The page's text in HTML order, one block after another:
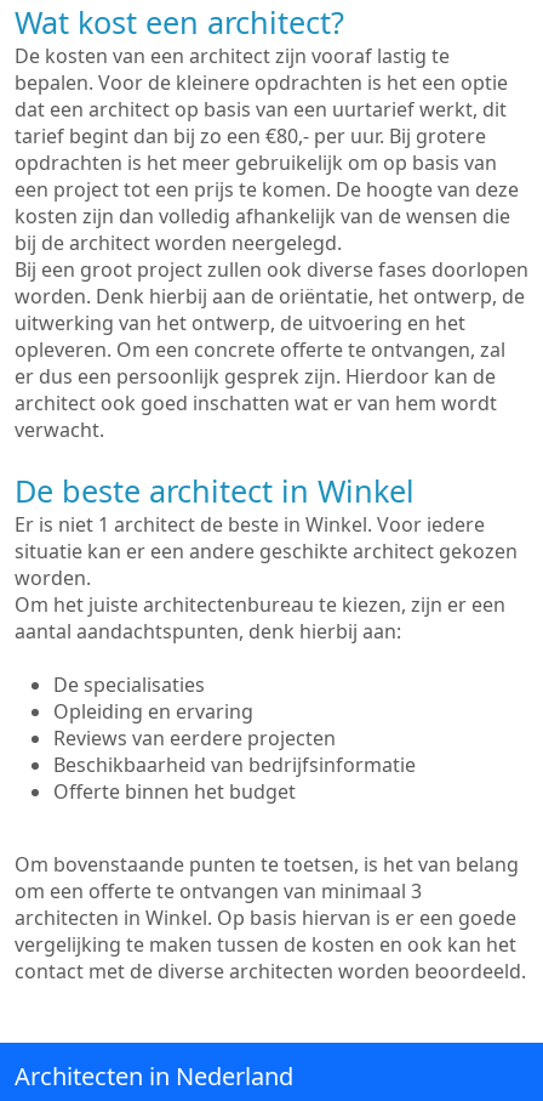
Wat kost een architect?
De kosten van een architect zijn vooraf lastig te
bepalen. Voor de kleinere opdrachten is het een optie
dat een architect op basis van een uurtarief werkt, dit
tarief begint dan bij zo een €80,- per uur. Bij grotere
opdrachten is het meer gebruikelijk om op basis van
een project tot een prijs te komen. De hoogte van deze
kosten zijn dan volledig afhankelijk van de wensen die
bij de architect worden neergelegd.
Bij een groot project zullen ook diverse fases doorlopen
worden. Denk hierbij aan de oriëntatie, het ontwerp, de
uitwerking van het ontwerp, de uitvoering en het
opleveren. Om een concrete offerte te ontvangen, zal
er dus een persoonlijk gesprek zijn. Hierdoor kan de
architect ook goed inschatten wat er van hem wordt
verwacht.
De beste architect in Winkel
Er is niet 1 architect de beste in Winkel. Voor iedere
situatie kan er een andere geschikte architect gekozen
worden.
Om het juiste architectenbureau te kiezen, zijn er een
aantal aandachtspunten, denk hierbij aan:
De specialisaties
Opleiding en ervaring
Reviews van eerdere projecten
Beschikbaarheid van bedrijfsinformatie
Offerte binnen het budget
Om bovenstaande punten te toetsen, is het van belang
om een offerte te ontvangen van minimaal 3
architecten in Winkel. Op basis hiervan is er een goede
vergelijking te maken tussen de kosten en ook kan het
contact met de diverse architecten worden beoordeeld.
Architecten in Nederland